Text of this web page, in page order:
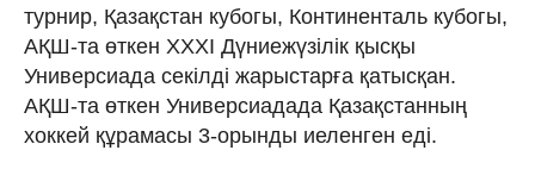
турнир, Қазақстан кубогы, Континенталь кубогы,
АҚШ-та өткен ХХХІ Дүниежүзілік қысқы
Универсиада секілді жарыстарға қатысқан.
АҚШ-та өткен Универсиадада Қазақстанның
хоккей құрамасы 3-орынды иеленген еді.